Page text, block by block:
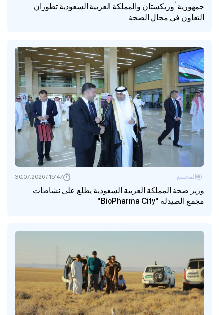
جمهورية أوزبكستان والمملكة العربية السعودية تطوران
التعاون في مجال الصحة
وزير صحة المملكة العربية السعودية يطلع على نشاطات
مجمع الصيدلة "BioPharma City"
المجتمع 15:47 / 30.07.2026